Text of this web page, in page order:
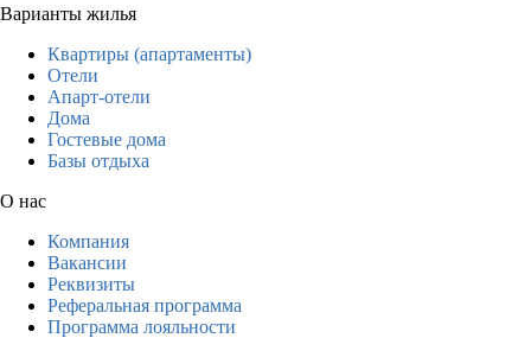
Варианты жилья
Квартиры (апартаменты)
Отели
Апарт-отели
Дома
Гостевые дома
Базы отдыха
О нас
Компания
Вакансии
Реквизиты
Реферальная программа
Программа лояльности